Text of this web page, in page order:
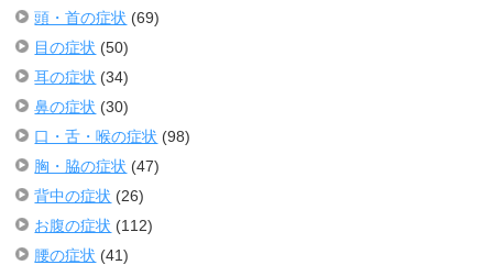
頭・首の症状 (69)
目の症状 (50)
耳の症状 (34)
鼻の症状 (30)
口・舌・喉の症状 (98)
胸・脇の症状 (47)
背中の症状 (26)
お腹の症状 (112)
腰の症状 (41)